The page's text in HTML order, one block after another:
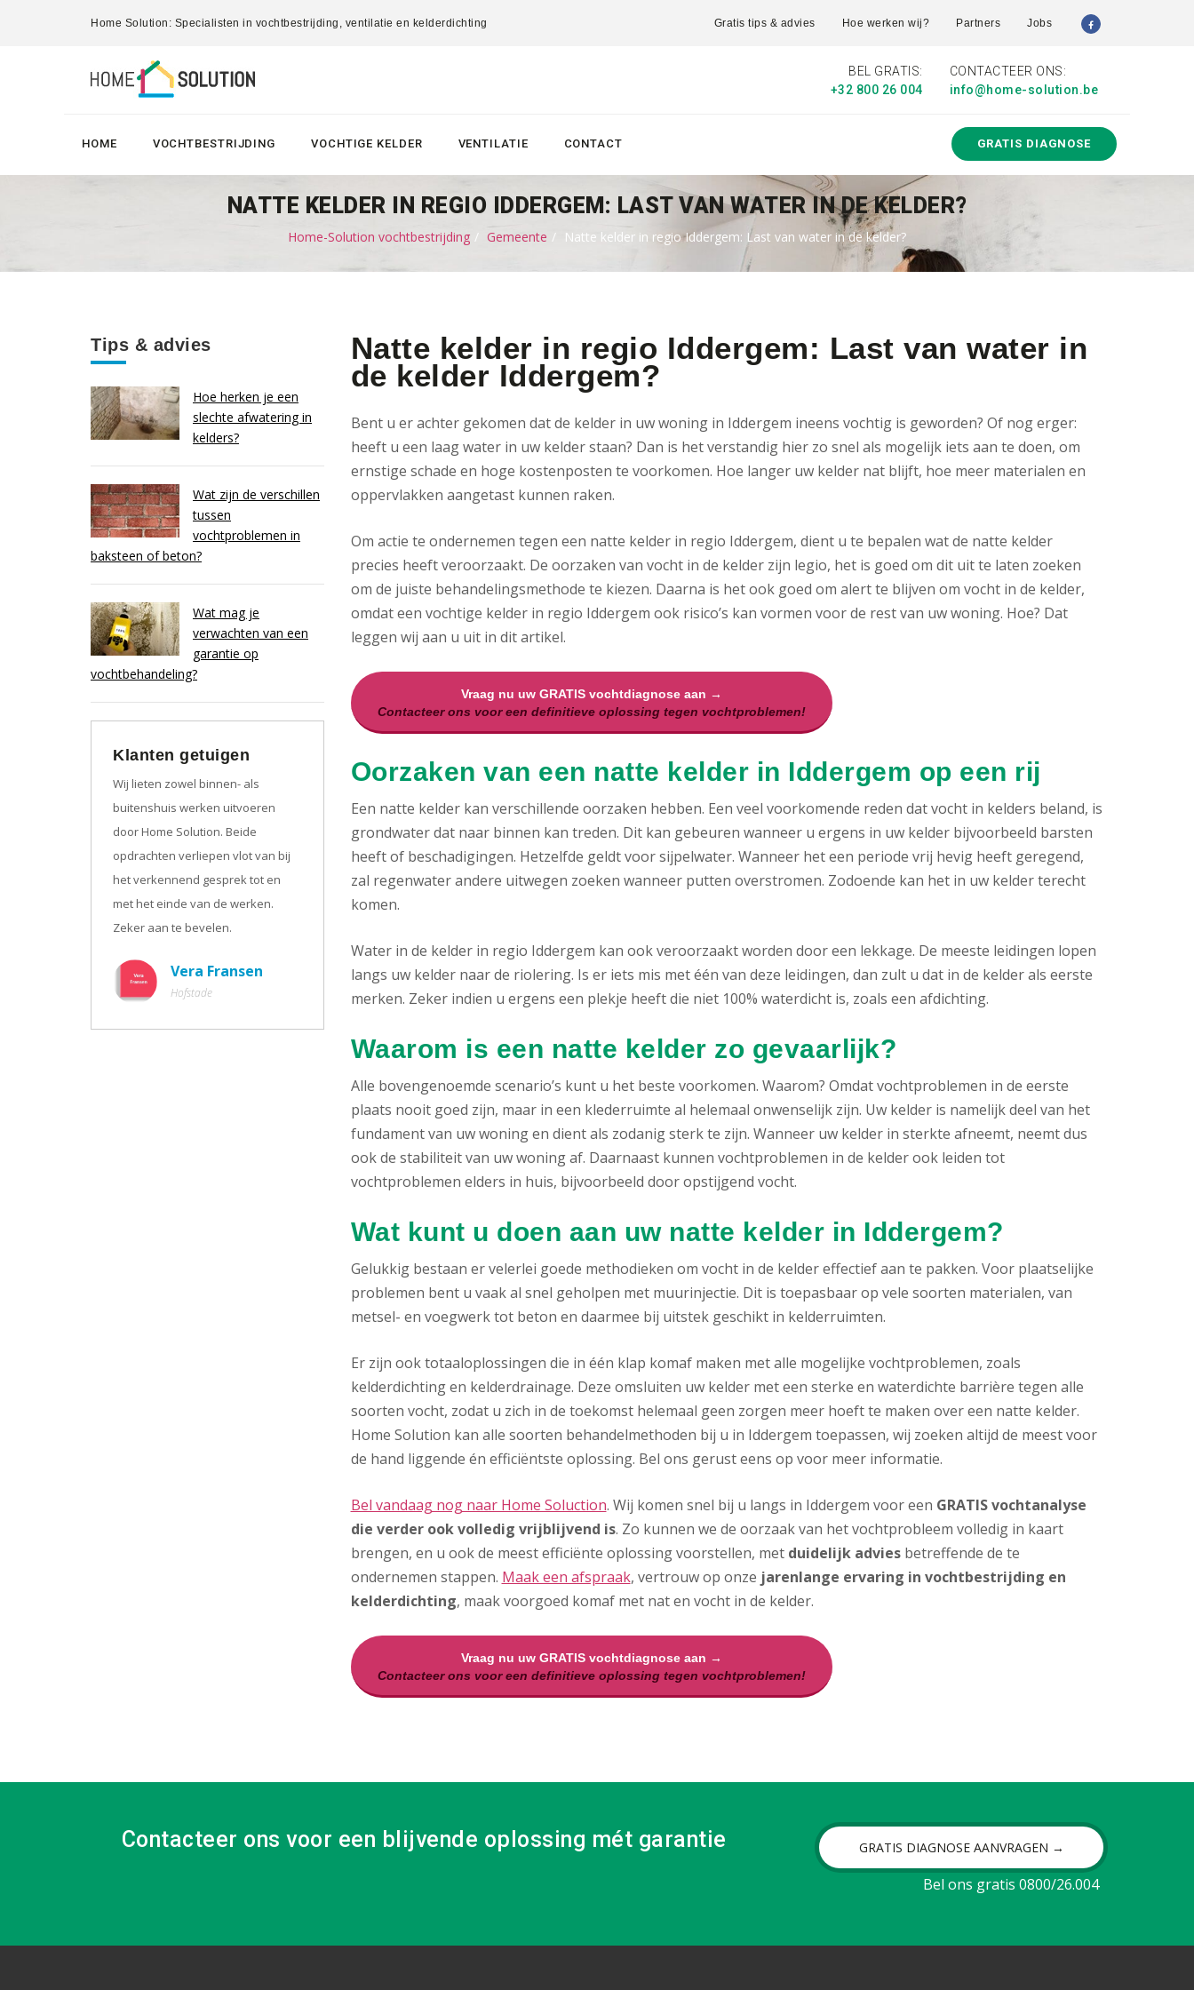
Home Solution: Specialisten in vochtbestrijding, ventilatie en kelderdichting Gratis tips & advies Hoe werken wij? Partners Jobs
BEL GRATIS:
+32 800 26 004
CONTACTEER ONS:
info@home-solution.be
HOME VOCHTBESTRIJDING VOCHTIGE KELDER VENTILATIE CONTACT GRATIS DIAGNOSE
NATTE KELDER IN REGIO IDDERGEM: LAST VAN WATER IN DE KELDER?
Home-Solution vochtbestrijding Gemeente Natte kelder in regio Iddergem: Last van water in de kelder?
Tips & advies
Hoe herken je een
slechte afwatering in
kelders?
Wat zijn de verschillen
tussen
vochtproblemen in
baksteen of beton?
Wat mag je
verwachten van een
garantie op
vochtbehandeling?
Klanten getuigen
Wij lieten zowel binnen- als
buitenshuis werken uitvoeren
door Home Solution. Beide
opdrachten verliepen vlot van bij
het verkennend gesprek tot en
met het einde van de werken.
Zeker aan te bevelen.
Vera Fransen
Hofstade
Natte kelder in regio Iddergem: Last van water in
de kelder Iddergem?
Bent u er achter gekomen dat de kelder in uw woning in Iddergem ineens vochtig is geworden? Of nog erger:
heeft u een laag water in uw kelder staan? Dan is het verstandig hier zo snel als mogelijk iets aan te doen, om
ernstige schade en hoge kostenposten te voorkomen. Hoe langer uw kelder nat blijft, hoe meer materialen en
oppervlakken aangetast kunnen raken.
Om actie te ondernemen tegen een natte kelder in regio Iddergem, dient u te bepalen wat de natte kelder
precies heeft veroorzaakt. De oorzaken van vocht in de kelder zijn legio, het is goed om dit uit te laten zoeken
om de juiste behandelingsmethode te kiezen. Daarna is het ook goed om alert te blijven om vocht in de kelder,
omdat een vochtige kelder in regio Iddergem ook risico’s kan vormen voor de rest van uw woning. Hoe? Dat
leggen wij aan u uit in dit artikel.
Vraag nu uw GRATIS vochtdiagnose aan →
Contacteer ons voor een definitieve oplossing tegen vochtproblemen!
Oorzaken van een natte kelder in Iddergem op een rij
Een natte kelder kan verschillende oorzaken hebben. Een veel voorkomende reden dat vocht in kelders beland, is
grondwater dat naar binnen kan treden. Dit kan gebeuren wanneer u ergens in uw kelder bijvoorbeeld barsten
heeft of beschadigingen. Hetzelfde geldt voor sijpelwater. Wanneer het een periode vrij hevig heeft geregend,
zal regenwater andere uitwegen zoeken wanneer putten overstromen. Zodoende kan het in uw kelder terecht
komen.
Water in de kelder in regio Iddergem kan ook veroorzaakt worden door een lekkage. De meeste leidingen lopen
langs uw kelder naar de riolering. Is er iets mis met één van deze leidingen, dan zult u dat in de kelder als eerste
merken. Zeker indien u ergens een plekje heeft die niet 100% waterdicht is, zoals een afdichting.
Waarom is een natte kelder zo gevaarlijk?
Alle bovengenoemde scenario’s kunt u het beste voorkomen. Waarom? Omdat vochtproblemen in de eerste
plaats nooit goed zijn, maar in een klederruimte al helemaal onwenselijk zijn. Uw kelder is namelijk deel van het
fundament van uw woning en dient als zodanig sterk te zijn. Wanneer uw kelder in sterkte afneemt, neemt dus
ook de stabiliteit van uw woning af. Daarnaast kunnen vochtproblemen in de kelder ook leiden tot
vochtproblemen elders in huis, bijvoorbeeld door opstijgend vocht.
Wat kunt u doen aan uw natte kelder in Iddergem?
Gelukkig bestaan er velerlei goede methodieken om vocht in de kelder effectief aan te pakken. Voor plaatselijke
problemen bent u vaak al snel geholpen met muurinjectie. Dit is toepasbaar op vele soorten materialen, van
metsel- en voegwerk tot beton en daarmee bij uitstek geschikt in kelderruimten.
Er zijn ook totaaloplossingen die in één klap komaf maken met alle mogelijke vochtproblemen, zoals
kelderdichting en kelderdrainage. Deze omsluiten uw kelder met een sterke en waterdichte barrière tegen alle
soorten vocht, zodat u zich in de toekomst helemaal geen zorgen meer hoeft te maken over een natte kelder.
Home Solution kan alle soorten behandelmethoden bij u in Iddergem toepassen, wij zoeken altijd de meest voor
de hand liggende én efficiëntste oplossing. Bel ons gerust eens op voor meer informatie.
Bel vandaag nog naar Home Soluction. Wij komen snel bij u langs in Iddergem voor een GRATIS vochtanalyse
die verder ook volledig vrijblijvend is. Zo kunnen we de oorzaak van het vochtprobleem volledig in kaart
brengen, en u ook de meest efficiënte oplossing voorstellen, met duidelijk adviesbetreffende de te
ondernemen stappen. Maak een afspraak, vertrouw op onze jarenlange ervaring in vochtbestrijding en
kelderdichting, maak voorgoed komaf met nat en vocht in de kelder.
Vraag nu uw GRATIS vochtdiagnose aan →
Contacteer ons voor een definitieve oplossing tegen vochtproblemen!
Contacteer ons voor een blijvende oplossing mét garantie GRATIS DIAGNOSE AANVRAGEN →
Bel ons gratis 0800/26.004